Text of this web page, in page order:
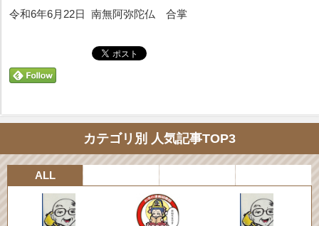
令和6年6月22日 南無阿弥陀仏 合掌
カテゴリ別 人気記事TOP3
ALL